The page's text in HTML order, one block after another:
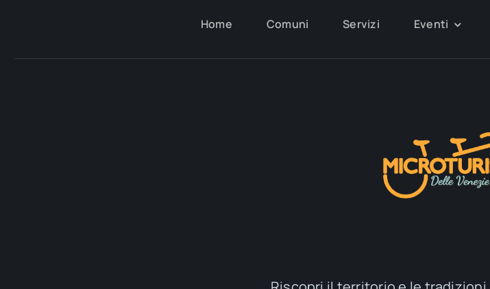
Home Comuni Servizi Eventi